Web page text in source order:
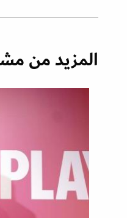
المزيد من